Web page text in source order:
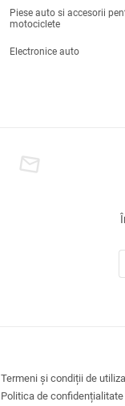
Piese auto si accesorii
motociclete
Electronice auto
Termeni și condiții de
Politica de confidențialitate